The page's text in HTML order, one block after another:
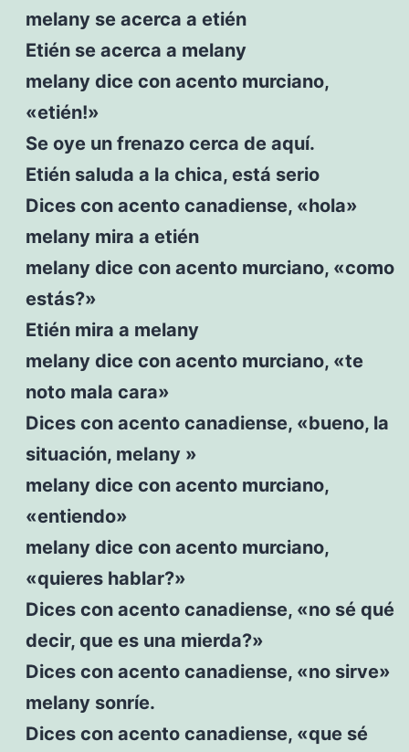
melany se acerca a etién
Etién se acerca a melany
melany dice con acento murciano,
«etién!»
Se oye un frenazo cerca de aquí.
Etién saluda a la chica, está serio
Dices con acento canadiense, «hola»
melany mira a etién
melany dice con acento murciano, «como
estás?»
Etién mira a melany
melany dice con acento murciano, «te
noto mala cara»
Dices con acento canadiense, «bueno, la
situación, melany »
melany dice con acento murciano,
«entiendo»
melany dice con acento murciano,
«quieres hablar?»
Dices con acento canadiense, «no sé qué
decir, que es una mierda?»
Dices con acento canadiense, «no sirve»
melany sonríe.
Dices con acento canadiense, «que sé